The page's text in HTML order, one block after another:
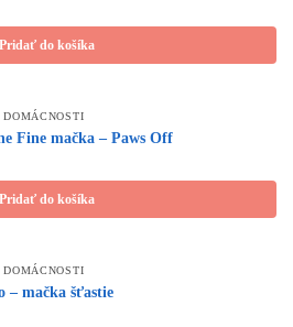
Pridať do košíka
DOMÁCNOSTI
Fine mačka – Paws Off
Pridať do košíka
DOMÁCNOSTI
– mačka šťastie